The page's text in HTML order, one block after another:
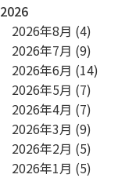
2026
2026年8月 (4)
2026年7月 (9)
2026年6月 (14)
2026年5月 (7)
2026年4月 (7)
2026年3月 (9)
2026年2月 (5)
2026年1月 (5)